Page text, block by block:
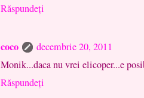
Răspundeți
coco
decembrie 20, 2011
Monik...daca nu vrei elicoper...e
Răspundeți